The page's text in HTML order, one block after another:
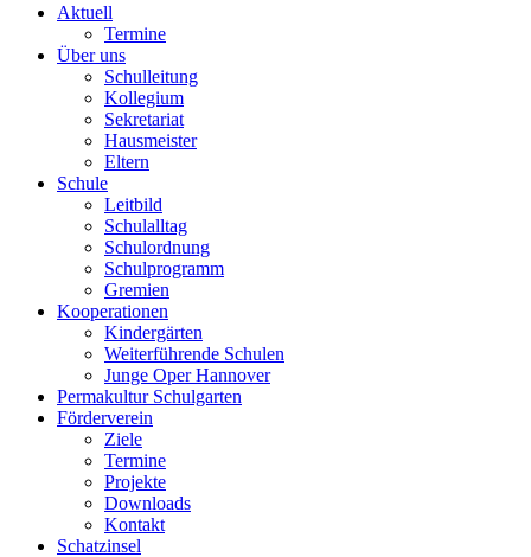
Aktuell
Termine
Über uns
Schulleitung
Kollegium
Sekretariat
Hausmeister
Eltern
Schule
Leitbild
Schulalltag
Schulordnung
Schulprogramm
Gremien
Kooperationen
Kindergärten
Weiterführende Schulen
Junge Oper Hannover
Permakultur Schulgarten
Förderverein
Ziele
Termine
Projekte
Downloads
Kontakt
Schatzinsel